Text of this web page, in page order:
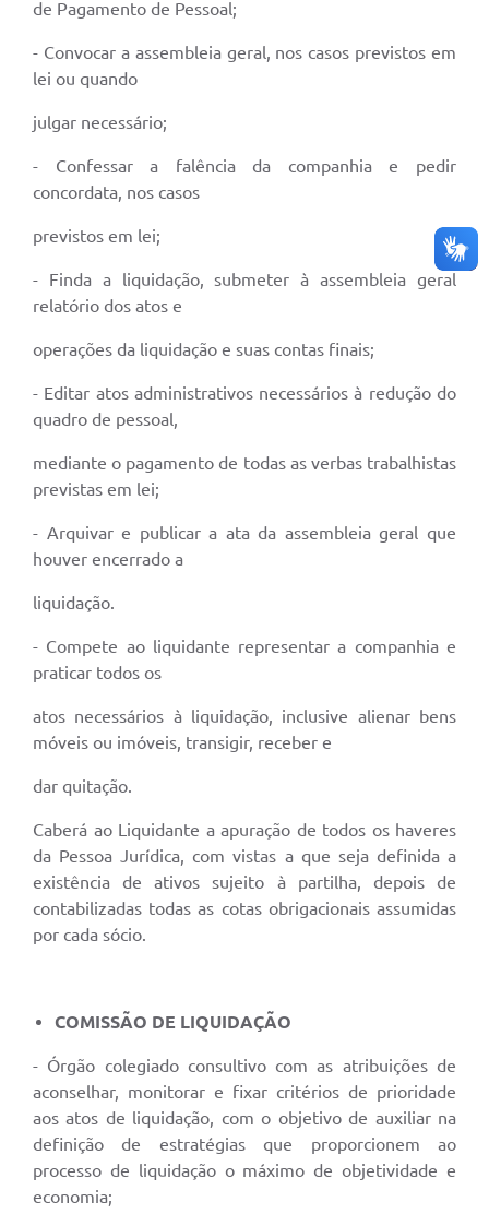
de Pagamento de Pessoal;
- Convocar a assembleia geral, nos casos previstos em
lei ou quando
julgar necessário;
- Confessar a falência da companhia e pedir
concordata, nos casos
previstos em lei;
- Finda a liquidação, submeter à assembleia geral
relatório dos atos e
operações da liquidação e suas contas finais;
- Editar atos administrativos necessários à redução do
quadro de pessoal,
mediante o pagamento de todas as verbas trabalhistas
previstas em lei;
- Arquivar e publicar a ata da assembleia geral que
houver encerrado a
liquidação.
- Compete ao liquidante representar a companhia e
praticar todos os
atos necessários à liquidação, inclusive alienar bens
móveis ou imóveis, transigir, receber e
dar quitação.
Caberá ao Liquidante a apuração de todos os haveres
da Pessoa Jurídica, com vistas a que seja definida a
existência de ativos sujeito à partilha, depois de
contabilizadas todas as cotas obrigacionais assumidas
por cada sócio.
COMISSÃO DE LIQUIDAÇÃO
- Órgão colegiado consultivo com as atribuições de
aconselhar, monitorar e fixar critérios de prioridade
aos atos de liquidação, com o objetivo de auxiliar na
definição de estratégias que proporcionem ao
processo de liquidação o máximo de objetividade e
economia;